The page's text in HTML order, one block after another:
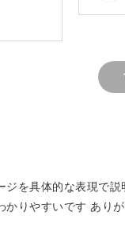
伝えするので、
ト初心者さ
は難しそう…」「
ます。
😊
ジを具体的な表現で説
かりやすいです ありが